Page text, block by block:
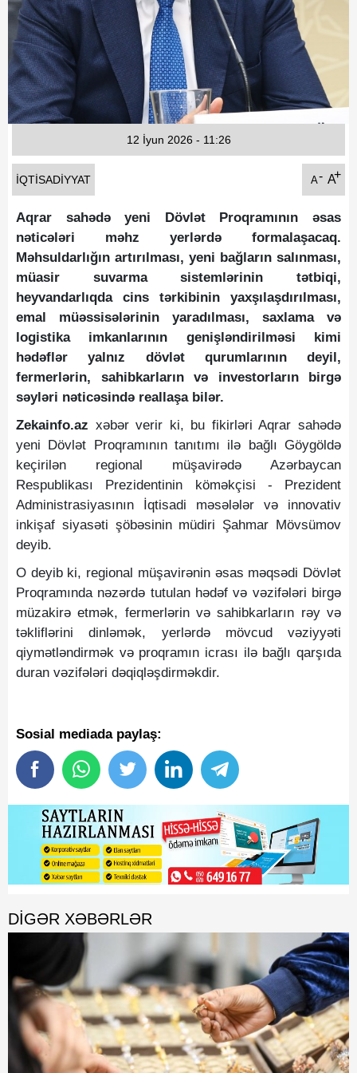
Fotoqaleriya
Reportaj
Qarabag Zəfəri
İQTISADIYYAT A- A+
12 İyun 2026 - 11:26
Aqrar sahədə yeni Dövlət Proqramının əsas
nəticələri məhz yerlərdə formalaşacaq.
Məhsuldarlığın artırılması, yeni bağların salınması,
müasir suvarma sistemlərinin tətbiqi,
heyvandarlıqda cins tərkibinin yaxşılaşdırılması,
emal müəssisələrinin yaradılması, saxlama və
logistika imkanlarının genişləndirilməsi kimi
hədəflər yalnız dövlət qurumlarının deyil,
fermerlərin, sahibkarların və investorların birgə
səyləri nəticəsində reallaşa bilər.
Zekainfo.az xəbər verir ki, bu fikirləri Aqrar sahədə
yeni Dövlət Proqramının tanıtımı ilə bağlı Göygöldə
keçirilən regional müşavirədə Azərbaycan
Respublikası Prezidentinin köməkçisi - Prezident
Administrasiyasının İqtisadi məsələlər və innovativ
inkişaf siyasəti şöbəsinin müdiri Şahmar Mövsümov
deyib.
O deyib ki, regional müşavirənin əsas məqsədi Dövlət
Proqramında nəzərdə tutulan hədəf və vəzifələri birgə
müzakirə etmək, fermerlərin və sahibkarların rəy və
təkliflərini dinləmək, yerlərdə mövcud vəziyyəti
qiymətləndirmək və proqramın icrası ilə bağlı qarşıda
duran vəzifələri dəqiqləşdirməkdir.
Sosial mediada paylaş:
DIGƏR XƏBƏRLƏR